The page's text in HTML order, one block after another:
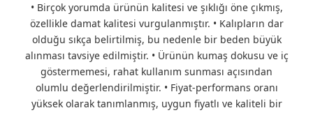
• Birçok yorumda ürünün kalitesi ve şıklığı öne çıkmış,
özellikle damat kalitesi vurgulanmıştır. • Kalıpların dar
olduğu sıkça belirtilmiş, bu nedenle bir beden büyük
alınması tavsiye edilmiştir. • Ürünün kumaş dokusu ve iç
göstermemesi, rahat kullanım sunması açısından
olumlu değerlendirilmiştir. • Fiyat-performans oranı
yüksek olarak tanımlanmış, uygun fiyatlı ve kaliteli bir